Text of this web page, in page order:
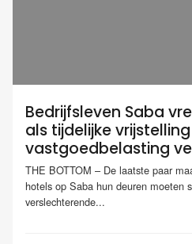
Bedrijfsleven Saba
als tijdelijke vrijstelling
vastgoedbelasting
THE BOTTOM – De laatste paar
hotels op Saba hun deuren moeten
verslechterende...